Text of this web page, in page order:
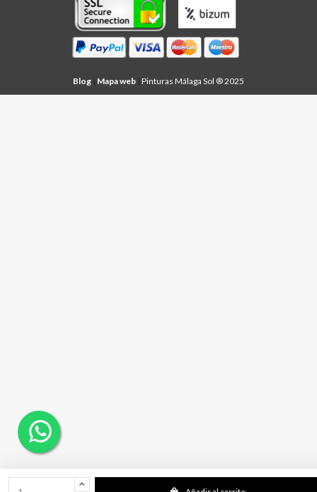
Blog | Mapa web | Pinturas Málaga Sol ® 2025